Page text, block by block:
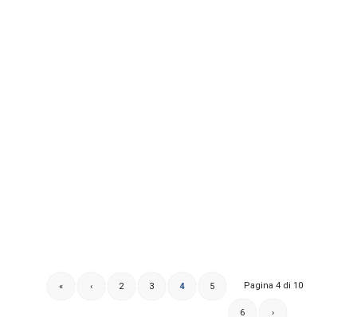
Pagina 4 di 10
« ‹ 2 3 4 5
6 ›